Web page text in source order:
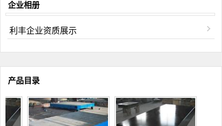
企业相册
利丰企业资质展示
产品目录